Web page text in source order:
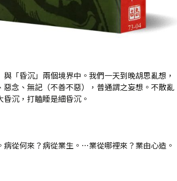
「昏沉」兩個境界中。我們一天到晚胡思亂想，
念、無記（不善不惡），普通謂之妄想。不散亂
沉，打瞌睡是細昏沉。
從何來？病從業生。…業從哪裡來？業由心造。